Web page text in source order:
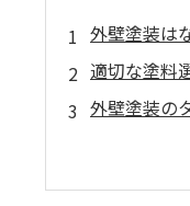
外壁塗装は
適切な塗料
外壁塗装の
施工前の